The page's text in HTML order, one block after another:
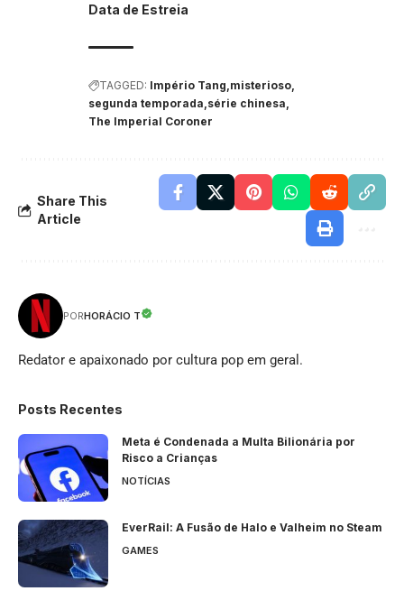
Data de Estreia
TAGGED: Império Tang misterioso
segunda temporada série chinesa
The Imperial Coroner
Share This
Article
PORHORÁCIO T
Redator e apaixonado por cultura pop em geral.
Posts Recentes
Meta é Condenada a Multa Bilionária por
Risco a Crianças
NOTÍCIAS
EverRail: A Fusão de Halo e Valheim no Steam
GAMES